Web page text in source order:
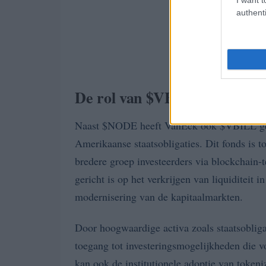
De rol van $VBILL in de
Naast $NODE heeft VanEck ook $VBILL
Amerikaanse staatsobligaties. Dit fonds is
bredere groep investeerders via
gericht is op het verkrijgen van liquiditeit
modernisering van de kapitaalmarkten.
Door hoogwaardige activa zoals
toegang tot investeringsmogelijkheden die
kan ook de institutionele adoptie van